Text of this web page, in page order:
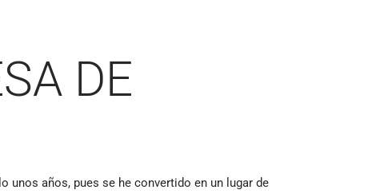
DE
años, pues se he convertido en un lugar de